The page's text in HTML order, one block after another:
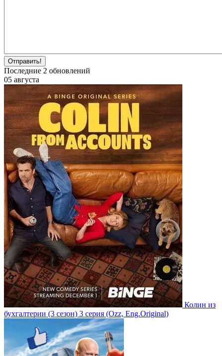
Отправить!
Последние 2 обновлений
05 августа
Колин из
бухгалтерии (3 сезон) 3 серия (Ozz, Eng.Original)